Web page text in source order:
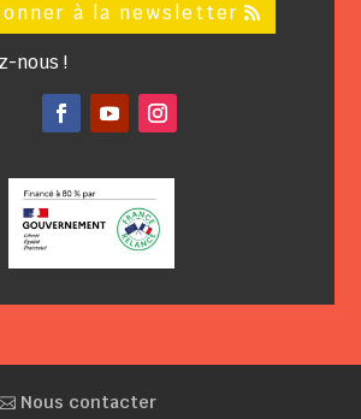
à la newsletter
nous !
Nous contacter